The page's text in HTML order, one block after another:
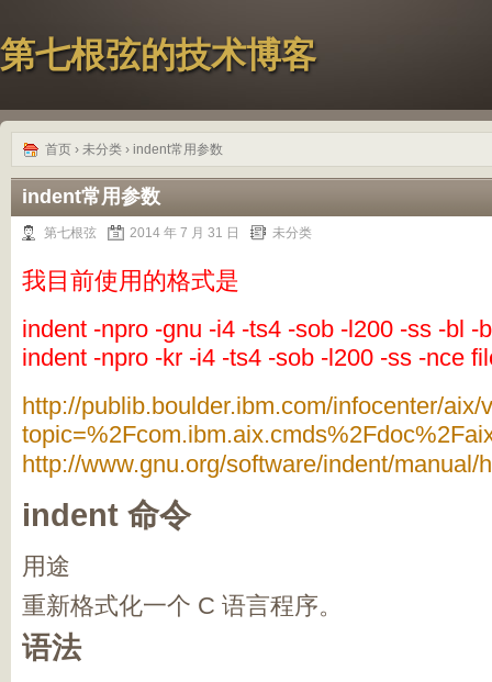
第七根弦的技术博客
首页 › 未分类 › indent常用参数
indent常用参数
第七根弦 2014 年 7 月 31 日 未分类
我目前使用的格式是
indent -npro -gnu -i4 -ts4 -sob -l200 -ss -bl -
indent -npro -kr -i4 -ts4 -sob -l200 -ss -nce
http://publib.boulder.ibm.com/infocenter/aix/
http://www.gnu.org/software/indent/manual/
indent 命令
用途
重新格式化一个 C 语言程序。
语法